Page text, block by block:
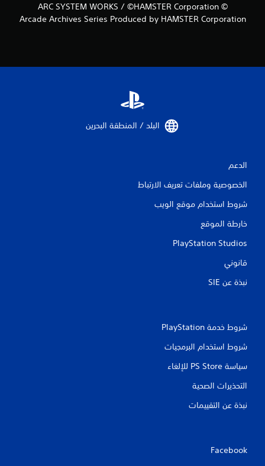
© ARC SYSTEM WORKS / ©HAMSTER Corporation
Arcade Archives Series Produced by HAMSTER Corporation
البلد / المنطقة البحرين‏
الدعم
الخصوصية وملفات تعريف الارتباط
شروط استخدام موقع الويب
خارطة الموقع
PlayStation Studios
قانوني
نبذة عن SIE‏
شروط خدمة PlayStation‏
شروط استخدام البرمجيات
سياسة PS Store للإلغاء
التحذيرات الصحية
نبذة عن التقييمات
Facebook